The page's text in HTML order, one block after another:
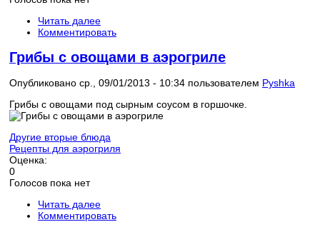
Читать далее
Комментировать
Грибы с овощами в аэрогриле
Опубликовано ср., 09/01/2013 - 10:34 пользователем Pyshka
Грибы с овощами под сырным соусом в горшочке.
Другие вторые блюда
Рецепты для аэрогриля
Оценка:
0
Голосов пока нет
Читать далее
Комментировать